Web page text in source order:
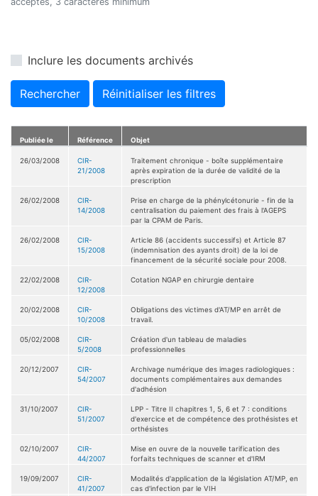
Inclure les documents archivés
Rechercher Réinitialiser les filtres
Publiée le Référence Objet
26/03/2008
CIR-
21/2008
Traitement chronique - boîte supplémentaire
après expiration de la durée de validité de la
prescription
26/02/2008
CIR-
14/2008
Prise en charge de la phénylcétonurie - fin de la
centralisation du paiement des frais à l'AGEPS
par la CPAM de Paris.
26/02/2008
CIR-
15/2008
Article 86 (accidents successifs) et Article 87
(indemnisation des ayants droit) de la loi de
financement de la sécurité sociale pour 2008.
22/02/2008
CIR-
12/2008
Cotation NGAP en chirurgie dentaire
20/02/2008
CIR-
10/2008
Obligations des victimes d'AT/MP en arrêt de
travail.
05/02/2008
CIR-
5/2008
Création d'un tableau de maladies
professionnelles
20/12/2007
CIR-
54/2007
Archivage numérique des images radiologiques :
documents complémentaires aux demandes
d'adhésion
31/10/2007
CIR-
51/2007
LPP - Titre II chapitres 1, 5, 6 et 7 : conditions
d'exercice et de compétence des prothésistes et
orthésistes
02/10/2007
CIR-
44/2007
Mise en ouvre de la nouvelle tarification des
forfaits techniques de scanner et d'IRM
19/09/2007
CIR-
41/2007
Modalités d'application de la législation AT/MP, en
cas d'infection par le VIH